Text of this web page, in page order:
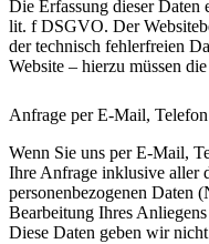
Die Erfassung dieser
lit. f DSGVO. Der
der technisch fehlerfreien
Website – hierzu müssen
Anfrage per E-Mail,
Wenn Sie uns per E-Mail,
Ihre Anfrage inklusive aller
personenbezogenen Daten
Bearbeitung Ihres
Diese Daten geben wir